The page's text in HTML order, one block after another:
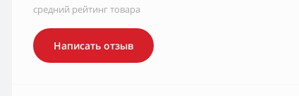
средний рейтинг товара
Написать отзыв